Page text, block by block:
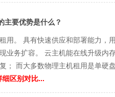
主要优势是什么？
用。 具有快速供应和部署能力
业务扩容。 云主机能在线升级
； 而大多数物理主机租用是单
细区别对比...